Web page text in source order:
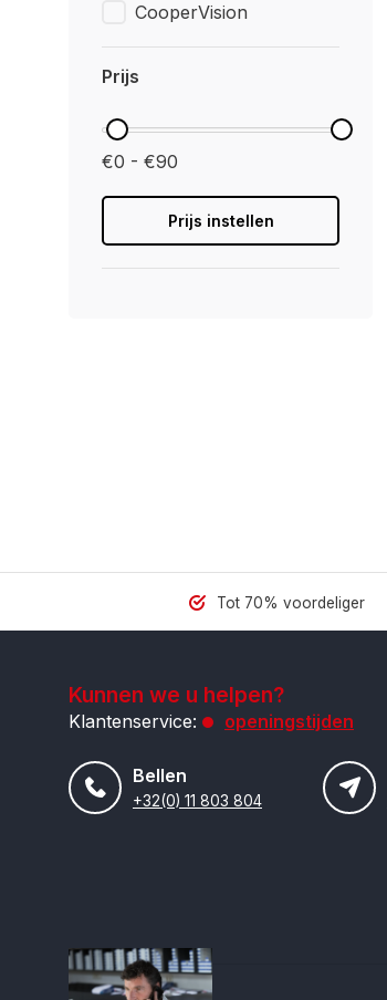
CooperVision
Prijs
€0 - €90
Prijs instellen
Tot 70% voordeliger
Kunnen we u helpen?
Klantenservice: openingstijden
Bellen
+32(0) 11 803 804